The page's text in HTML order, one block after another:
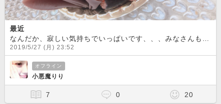
最近
2019/5/27 (月) 23:52
オフライン
小悪魔りり
7 0 20